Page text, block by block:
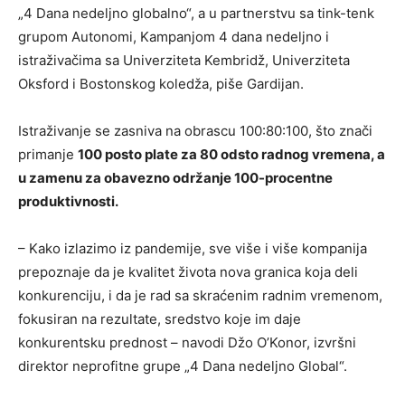
„4 Dana nedeljno globalno“, a u partnerstvu sa tink-tenk
grupom Autonomi, Kampanjom 4 dana nedeljno i
istraživačima sa Univerziteta Kembridž, Univerziteta
Oksford i Bostonskog koledža, piše Gardijan.
Istraživanje se zasniva na obrascu 100:80:100, što znači
primanje 100 posto plate za 80 odsto radnog vremena, a
u zamenu za obavezno održanje 100-procentne
produktivnosti.
– Kako izlazimo iz pandemije, sve više i više kompanija
prepoznaje da je kvalitet života nova granica koja deli
konkurenciju, i da je rad sa skraćenim radnim vremenom,
fokusiran na rezultate, sredstvo koje im daje
konkurentsku prednost – navodi Džo O’Konor, izvršni
direktor neprofitne grupe „4 Dana nedeljno Global“.